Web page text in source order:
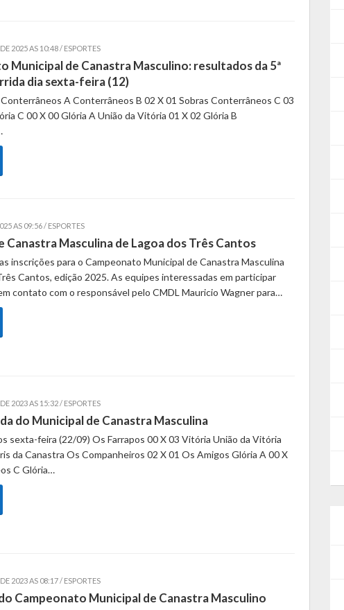
2025 AS 10:48 / ESPORTES
Municipal de Canastra Masculino: resultados da 5ª
dia sexta-feira (12)
A Conterrâneos B 02 X 01 Sobras Conterrâneos C 03
C 00 X 00 Glória A União da Vitória 01 X 02 Glória B
AS 09:56 / ESPORTES
Canastra Masculina de Lagoa dos Três Cantos
inscrições para o Campeonato Municipal de Canastra Masculina
Cantos, edição 2025. As equipes interessadas em participar
contato com o responsável pelo CMDL Mauricio Wagner para…
2023 AS 15:32 / ESPORTES
do Municipal de Canastra Masculina
sexta-feira (22/09) Os Farrapos 00 X 03 Vitória União da Vitória
da Canastra Os Companheiros 02 X 01 Os Amigos Glória A 00 X
C Glória…
2023 AS 08:17 / ESPORTES
Campeonato Municipal de Canastra Masculino